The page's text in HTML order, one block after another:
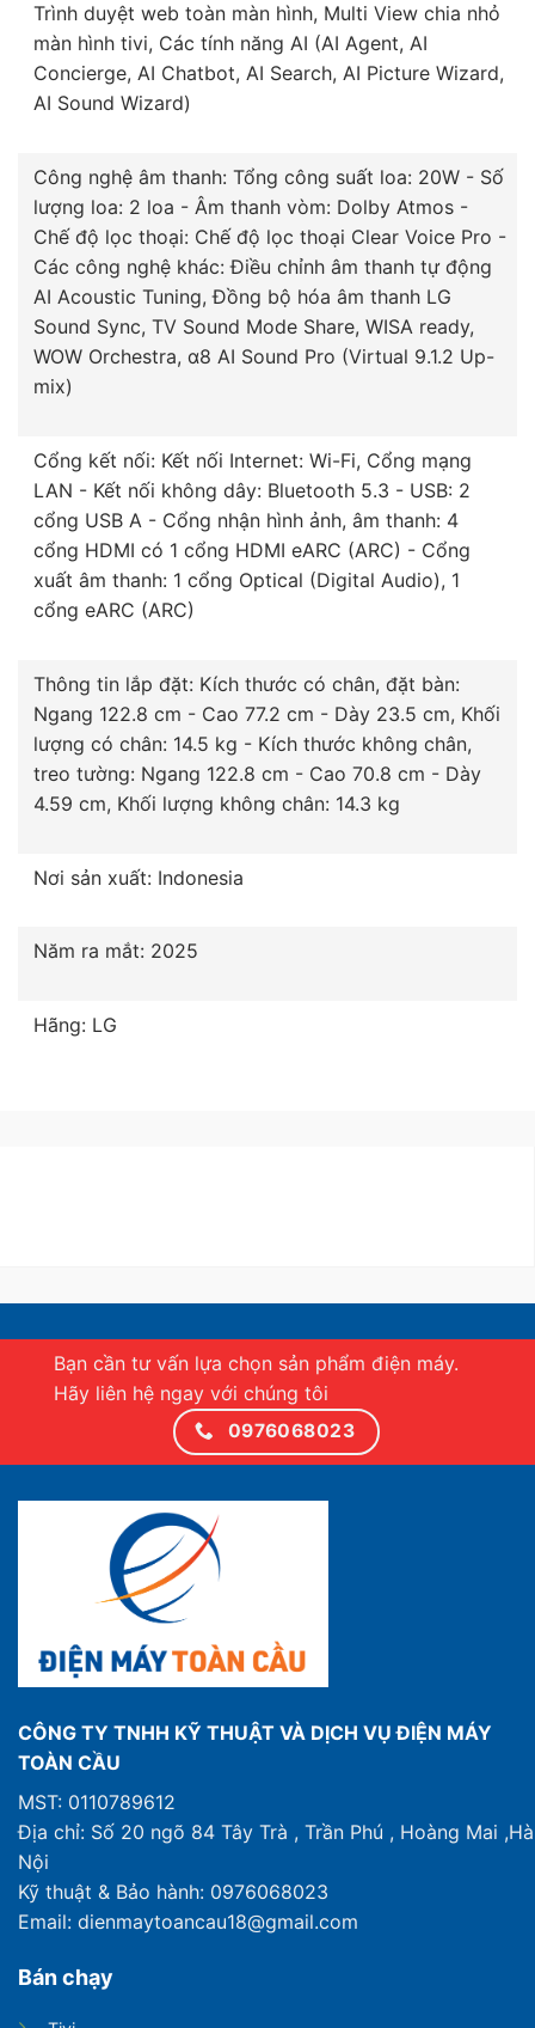
Trình duyệt web toàn màn hình, Multi View chia nhỏ
màn hình tivi, Các tính năng AI (AI Agent, AI
Concierge, AI Chatbot, AI Search, AI Picture Wizard,
AI Sound Wizard)
Công nghệ âm thanh: Tổng công suất loa: 20W - Số
lượng loa: 2 loa - Âm thanh vòm: Dolby Atmos -
Chế độ lọc thoại: Chế độ lọc thoại Clear Voice Pro -
Các công nghệ khác: Điều chỉnh âm thanh tự động
AI Acoustic Tuning, Đồng bộ hóa âm thanh LG
Sound Sync, TV Sound Mode Share, WISA ready,
WOW Orchestra, α8 AI Sound Pro (Virtual 9.1.2 Up-
mix)
Cổng kết nối: Kết nối Internet: Wi-Fi, Cổng mạng
LAN - Kết nối không dây: Bluetooth 5.3 - USB: 2
cổng USB A - Cổng nhận hình ảnh, âm thanh: 4
cổng HDMI có 1 cổng HDMI eARC (ARC) - Cổng
xuất âm thanh: 1 cổng Optical (Digital Audio), 1
cổng eARC (ARC)
Thông tin lắp đặt: Kích thước có chân, đặt bàn:
Ngang 122.8 cm - Cao 77.2 cm - Dày 23.5 cm, Khối
lượng có chân: 14.5 kg - Kích thước không chân,
treo tường: Ngang 122.8 cm - Cao 70.8 cm - Dày
4.59 cm, Khối lượng không chân: 14.3 kg
Nơi sản xuất: Indonesia
Năm ra mắt: 2025
Hãng: LG
Bạn cần tư vấn lựa chọn sản phẩm điện máy.
Hãy liên hệ ngay với chúng tôi
0976068023
CÔNG TY TNHH KỸ THUẬT VÀ DỊCH VỤ ĐIỆN MÁY
TOÀN CẦU
MST: 0110789612
Địa chỉ: Số 20 ngõ 84 Tây Trà , Trần Phú , Hoàng Mai ,Hà
Nội
Kỹ thuật & Bảo hành: 0976068023
Email: dienmaytoancau18@gmail.com
Bán chạy